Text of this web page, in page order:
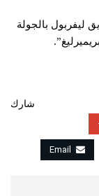
ليفربول بالجولة
شارك
Email